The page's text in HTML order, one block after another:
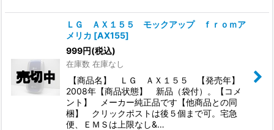
ＬＧ ＡＸ１５５ モックアップ ｆｒｏｍア
メリカ [AX155]
999円(税込)
在庫数 在庫なし
【商品名】 ＬＧ ＡＸ１５５ 【発売年】
2008年【商品状態】 新品（袋付）。【コメ
ント】 メーカー純正品です【他商品との同
梱】 クリックポストは後５個まで可。宅急
便、ＥＭＳは上限なし&…